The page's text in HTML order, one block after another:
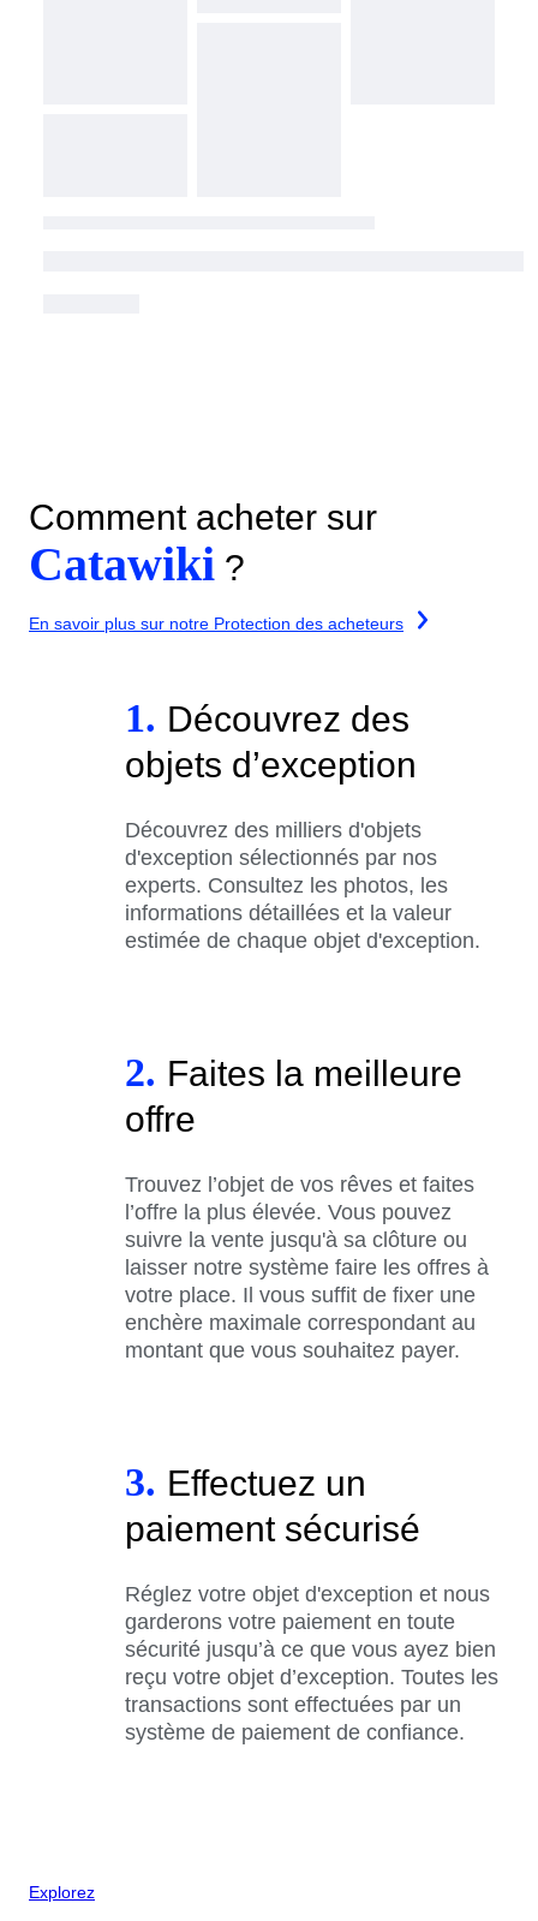
Comment acheter sur
Catawiki ?
En savoir plus sur notre Protection des acheteurs
1. Découvrez des
objets d’exception
Découvrez des milliers d'objets
d'exception sélectionnés par nos
experts. Consultez les photos, les
informations détaillées et la valeur
estimée de chaque objet d'exception.
2. Faites la meilleure
offre
Trouvez l’objet de vos rêves et faites
l’offre la plus élevée. Vous pouvez
suivre la vente jusqu'à sa clôture ou
laisser notre système faire les offres à
votre place. Il vous suffit de fixer une
enchère maximale correspondant au
montant que vous souhaitez payer.
3. Effectuez un
paiement sécurisé
Réglez votre objet d'exception et nous
garderons votre paiement en toute
sécurité jusqu’à ce que vous ayez bien
reçu votre objet d’exception. Toutes les
transactions sont effectuées par un
système de paiement de confiance.
Explorez